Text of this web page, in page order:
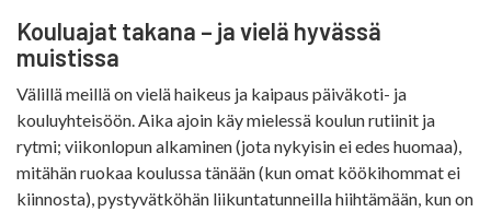
Kouluajat takana – ja vielä hyvässä
muistissa
Välillä meillä on vielä haikeus ja kaipaus päiväkoti- ja
kouluyhteisöön. Aika ajoin käy mielessä koulun rutiinit ja
rytmi; viikonlopun alkaminen (jota nykyisin ei edes huomaa),
mitähän ruokaa koulussa tänään (kun omat köökihommat ei
kiinnosta), pystyvätköhän liikuntatunneilla hiihtämään, kun on